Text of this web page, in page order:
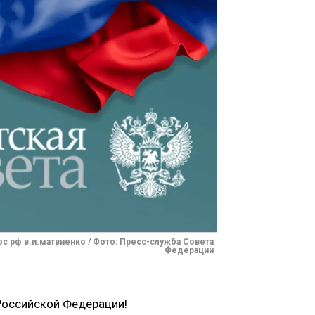
в.и.матвиенко / Фото: Пресс-служба Совета
Федерации
Федерации!